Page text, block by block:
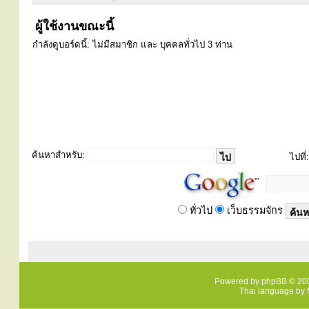
ผู้ใช้งานขณะนี้
กำลังดูบอร์ดนี้: ไม่มีสมาชิก และ บุคคลทั่วไป 3 ท่าน
ค้นหาสำหรับ: ไปที่:
ทั่วไป เว็บธรรมจักร
Powered by phpBB ©
Thai language by